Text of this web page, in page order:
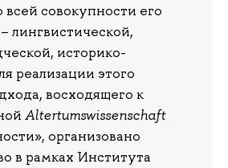
всей совокупности его
лингвистической,
историко-
реализации этого
восходящего к
Altertumswissenschaft
организовано
в рамках Института